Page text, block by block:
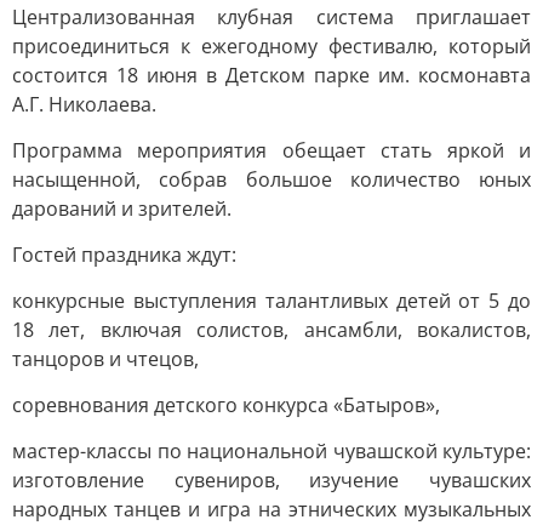
Централизованная клубная система приглашает
присоединиться к ежегодному фестивалю, который
состоится 18 июня в Детском парке им. космонавта
А.Г. Николаева.
Программа мероприятия обещает стать яркой и
насыщенной, собрав большое количество юных
дарований и зрителей.
Гостей праздника ждут:
конкурсные выступления талантливых детей от 5 до
18 лет, включая солистов, ансамбли, вокалистов,
танцоров и чтецов,
соревнования детского конкурса «Батыров»,
мастер-классы по национальной чувашской культуре:
изготовление сувениров, изучение чувашских
народных танцев и игра на этнических музыкальных